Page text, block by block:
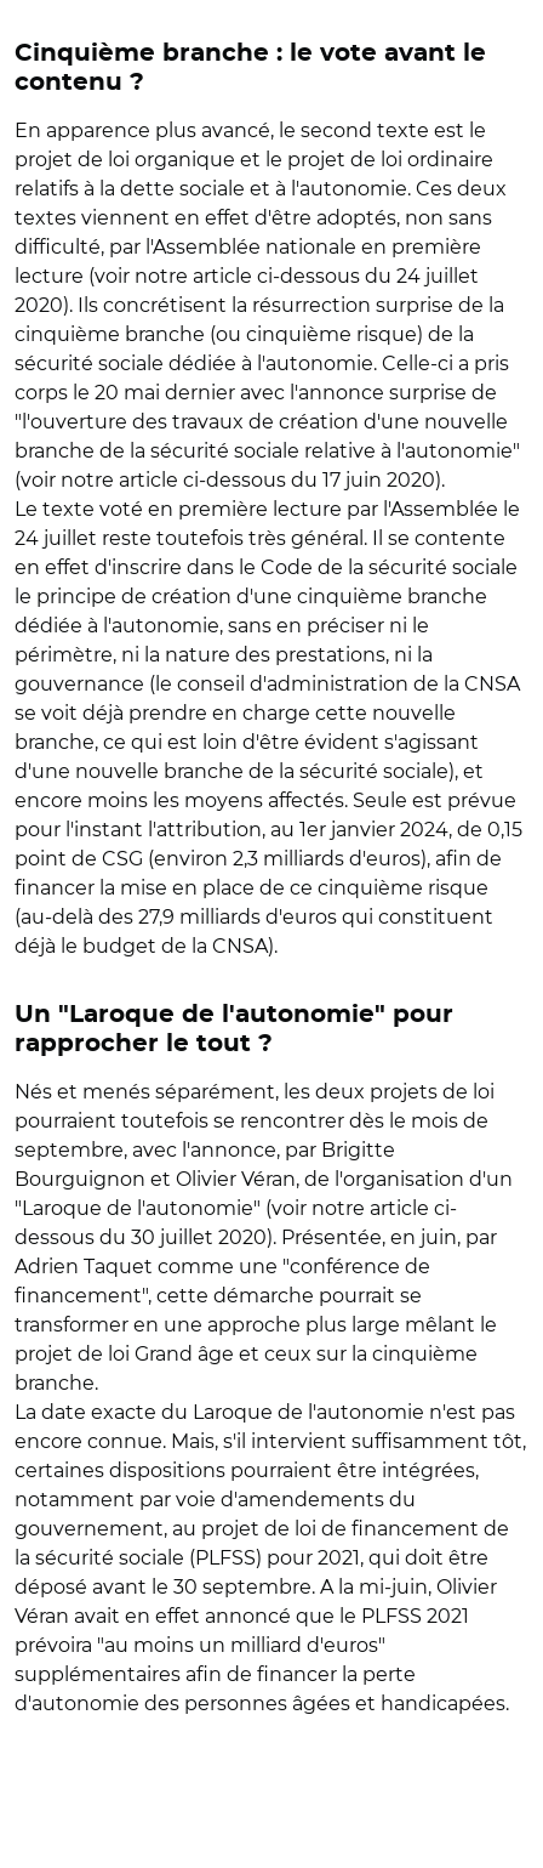
Cinquième branche : le vote avant le
contenu ?
En apparence plus avancé, le second texte est le
projet de loi organique et le projet de loi ordinaire
relatifs à la dette sociale et à l'autonomie. Ces deux
textes viennent en effet d'être adoptés, non sans
difficulté, par l'Assemblée nationale en première
lecture (voir notre article ci-dessous du 24 juillet
2020). Ils concrétisent la résurrection surprise de la
cinquième branche (ou cinquième risque) de la
sécurité sociale dédiée à l'autonomie. Celle-ci a pris
corps le 20 mai dernier avec l'annonce surprise de
"l'ouverture des travaux de création d'une nouvelle
branche de la sécurité sociale relative à l'autonomie"
(voir notre article ci-dessous du 17 juin 2020).
Le texte voté en première lecture par l'Assemblée le
24 juillet reste toutefois très général. Il se contente
en effet d'inscrire dans le Code de la sécurité sociale
le principe de création d'une cinquième branche
dédiée à l'autonomie, sans en préciser ni le
périmètre, ni la nature des prestations, ni la
gouvernance (le conseil d'administration de la CNSA
se voit déjà prendre en charge cette nouvelle
branche, ce qui est loin d'être évident s'agissant
d'une nouvelle branche de la sécurité sociale), et
encore moins les moyens affectés. Seule est prévue
pour l'instant l'attribution, au 1er janvier 2024, de 0,15
point de CSG (environ 2,3 milliards d'euros), afin de
financer la mise en place de ce cinquième risque
(au-delà des 27,9 milliards d'euros qui constituent
déjà le budget de la CNSA).
Un "Laroque de l'autonomie" pour
rapprocher le tout ?
Nés et menés séparément, les deux projets de loi
pourraient toutefois se rencontrer dès le mois de
septembre, avec l'annonce, par Brigitte
Bourguignon et Olivier Véran, de l'organisation d'un
"Laroque de l'autonomie" (voir notre article ci-
dessous du 30 juillet 2020). Présentée, en juin, par
Adrien Taquet comme une "conférence de
financement", cette démarche pourrait se
transformer en une approche plus large mêlant le
projet de loi Grand âge et ceux sur la cinquième
branche.
La date exacte du Laroque de l'autonomie n'est pas
encore connue. Mais, s'il intervient suffisamment tôt,
certaines dispositions pourraient être intégrées,
notamment par voie d'amendements du
gouvernement, au projet de loi de financement de
la sécurité sociale (PLFSS) pour 2021, qui doit être
déposé avant le 30 septembre. A la mi-juin, Olivier
Véran avait en effet annoncé que le PLFSS 2021
prévoira "au moins un milliard d'euros"
supplémentaires afin de financer la perte
d'autonomie des personnes âgées et handicapées.